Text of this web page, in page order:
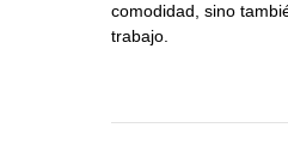
comodidad, sino
trabajo.